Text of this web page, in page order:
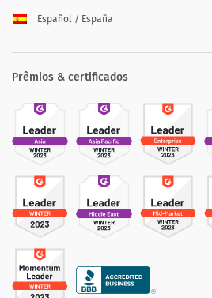
Español / España
Prêmios & certificados